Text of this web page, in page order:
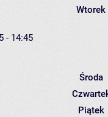
Wtorek
- 14:45
Środa
Piątek